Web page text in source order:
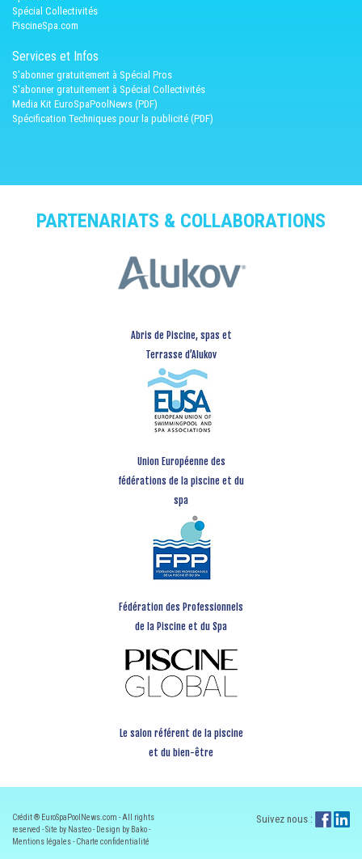
Spécial Collectivités
PiscineSpa.com
Services et Infos
S'abonner gratuitement à Spécial Pros
S'abonner gratuitement à Spécial Collectivités
Media Kit EuroSpaPoolNews (PDF)
Spécification Techniques pour la publicité (PDF)
PARTENARIATS & COLLABORATIONS
Abris de Piscine, spas et
Terrasse d’Alukov
Union Européenne des
fédérations de la piscine et du
spa
Fédération des Professionnels
de la Piscine et du Spa
Le salon référent de la piscine
et du bien-être
Crédit ® EuroSpaPoolNews.com - All rights
reserved - Site by Nasteo - Design by Bako -
Mentions légales-Charte confidentialité
Suivez nous :